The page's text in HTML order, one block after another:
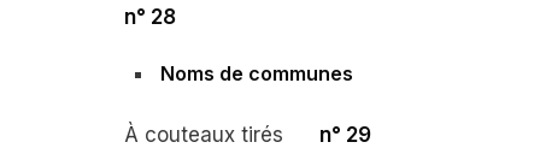
n° 28
Noms de communes
À couteaux tirés n° 29